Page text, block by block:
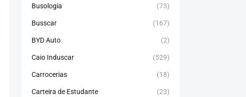
Busologia (73)
Busscar (167)
BYD Auto (2)
Caio Induscar (529)
Carrocerias (18)
Carteira de Estudante (23)